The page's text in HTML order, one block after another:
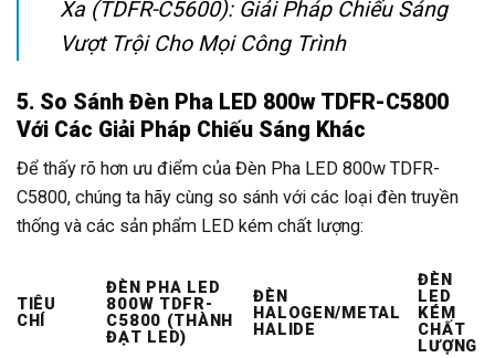
Xa (TDFR-C5600): Giải Pháp Chiếu Sáng
Vượt Trội Cho Mọi Công Trình
5. So Sánh Đèn Pha LED 800w TDFR-C5800
Với Các Giải Pháp Chiếu Sáng Khác
Để thấy rõ hơn ưu điểm của Đèn Pha LED 800w TDFR-
C5800, chúng ta hãy cùng so sánh với các loại đèn truyền
thống và các sản phẩm LED kém chất lượng:
TIÊU
CHÍ
ĐÈN PHA LED
800W TDFR-
C5800 (THÀNH
ĐẠT LED)
ĐÈN
HALOGEN/METAL
HALIDE
ĐÈN
LED
KÉM
CHẤT
LƯỢNG